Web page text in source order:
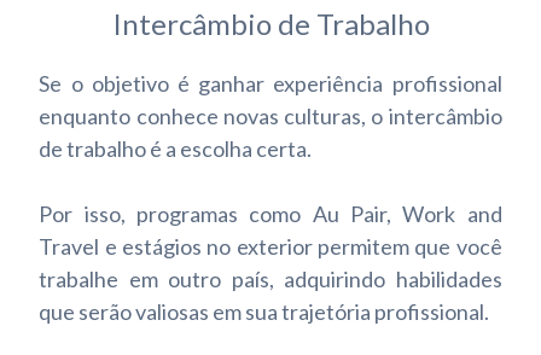
Intercâmbio de Trabalho
Se o objetivo é ganhar experiência profissional
enquanto conhece novas culturas, o intercâmbio
de trabalho é a escolha certa.
Por isso, programas como Au Pair, Work and
Travel e estágios no exterior permitem que você
trabalhe em outro país, adquirindo habilidades
que serão valiosas em sua trajetória profissional.